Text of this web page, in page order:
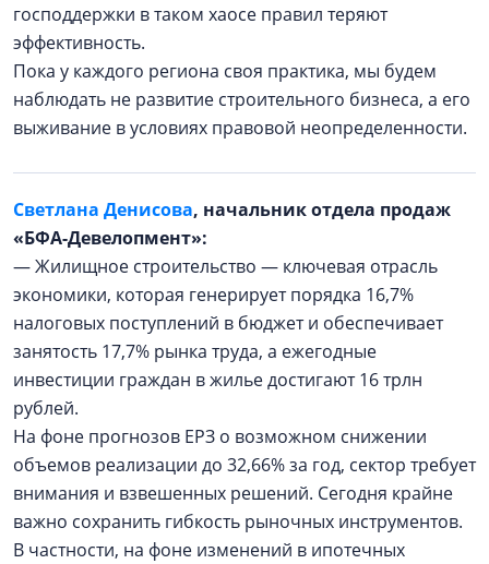
господдержки в таком хаосе правил теряют
эффективность.
Пока у каждого региона своя практика, мы будем
наблюдать не развитие строительного бизнеса, а его
выживание в условиях правовой неопределенности.
Светлана Денисова, начальник отдела продаж
«БФА-Девелопмент»:
— Жилищное строительство — ключевая отрасль
экономики, которая генерирует порядка 16,7%
налоговых поступлений в бюджет и обеспечивает
занятость 17,7% рынка труда, а ежегодные
инвестиции граждан в жилье достигают 16 трлн
рублей.
На фоне прогнозов ЕРЗ о возможном снижении
объемов реализации до 32,66% за год, сектор требует
внимания и взвешенных решений. Сегодня крайне
важно сохранить гибкость рыночных инструментов.
В частности, на фоне изменений в ипотечных